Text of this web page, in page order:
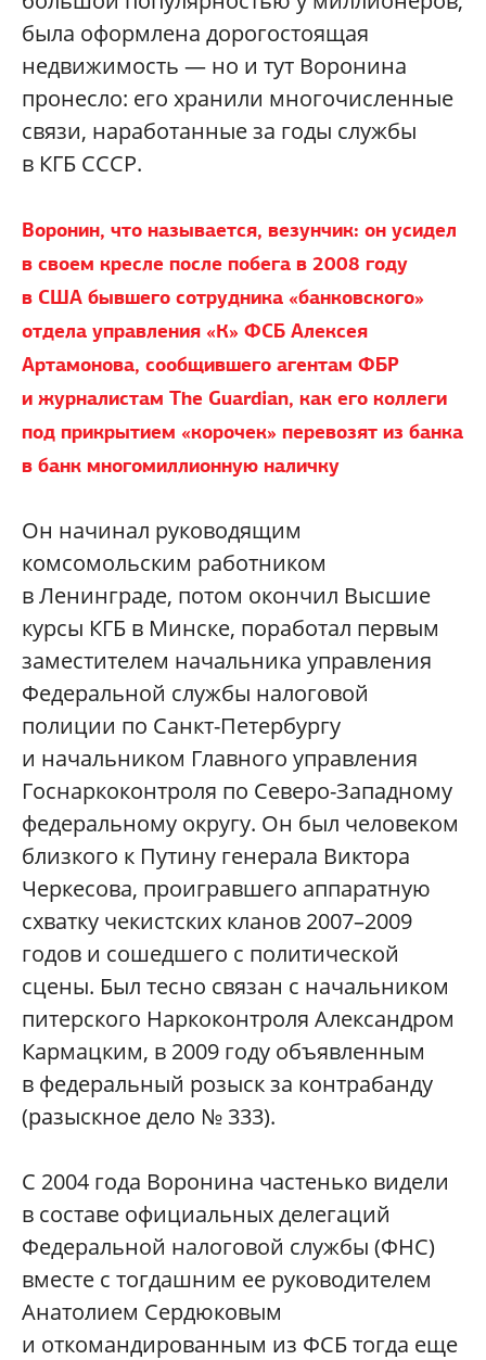
была оформлена дорогостоящая
недвижимость — но и тут Воронина
пронесло: его хранили многочисленные
связи, наработанные за годы службы
в КГБ СССР.
Воронин, что называется, везунчик: он усидел
в своем кресле после побега в 2008 году
в США бывшего сотрудника «банковского»
отдела управления «К» ФСБ Алексея
Артамонова, сообщившего агентам ФБР
и журналистам The Guardian, как его коллеги
под прикрытием «корочек» перевозят из банка
в банк многомиллионную наличку
Он начинал руководящим
комсомольским работником
в Ленинграде, потом окончил Высшие
курсы КГБ в Минске, поработал первым
заместителем начальника управления
Федеральной службы налоговой
полиции по Санкт-Петербургу
и начальником Главного управления
Госнаркоконтроля по Северо-Западному
федеральному округу. Он был человеком
близкого к Путину генерала Виктора
Черкесова, проигравшего аппаратную
схватку чекистских кланов 2007–2009
годов и сошедшего с политической
сцены. Был тесно связан с начальником
питерского Наркоконтроля Александром
Кармацким, в 2009 году объявленным
в федеральный розыск за контрабанду
(разыскное дело № 333).
С 2004 года Воронина частенько видели
в составе официальных делегаций
Федеральной налоговой службы (ФНС)
вместе с тогдашним ее руководителем
Анатолием Сердюковым
и откомандированным из ФСБ тогда еще